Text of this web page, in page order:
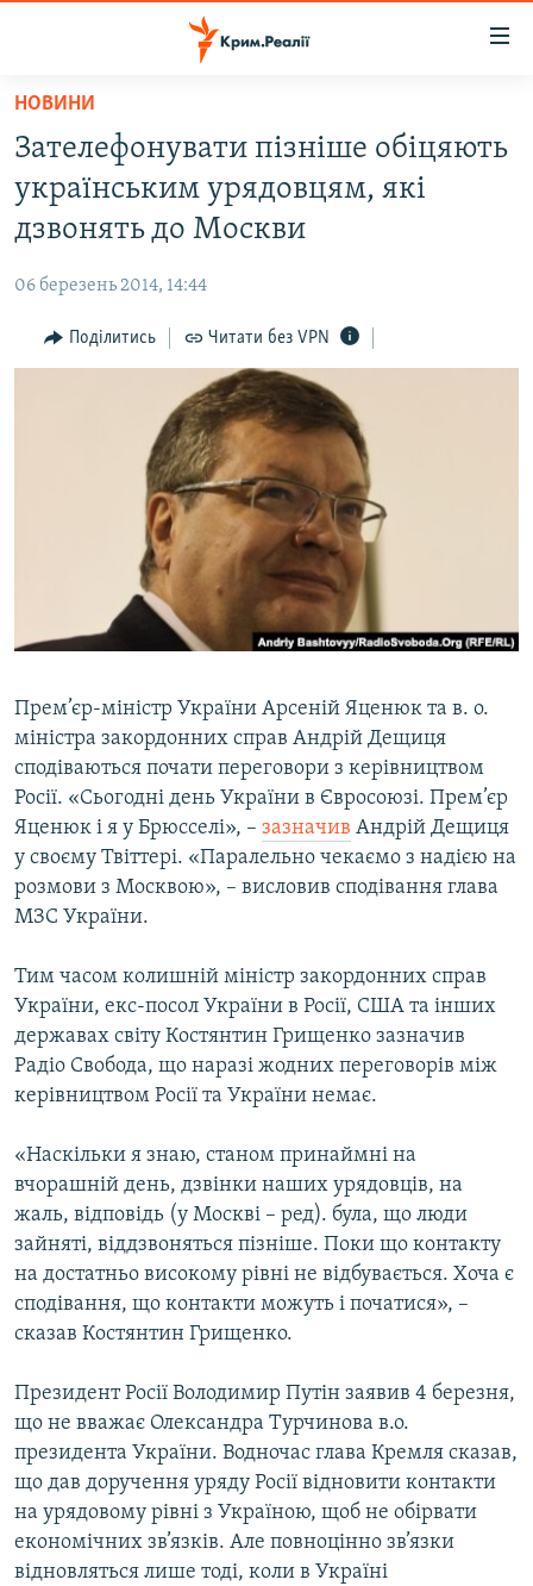
Перейти
основного
матеріалу
Перейти
до
основної
навігації
Перейти
до
ВОДА.КРИМ
ВІДЕО ТА ФОТО
БЛОГИ
ПОГЛЯД
СПЕЦПРОЕКТИ
ВІДЕОУРОКИ «ELIFBE»
СВІДЧЕННЯ ОКУПАЦІЇ
УКРАЇНСЬКА ПРОБЛЕМА КРИМУ
ЯК ОБІЙТИ БЛОКУВАННЯ
Qırımtatar
Усі сайти RFE/RL
НОВИНИ
Зателефонувати пізніше обіцяють
українським урядовцям, які
дзвонять до Москви
06 березень 2014, 14:44
Поділитись Читати без VPN
Прем’єр-міністр України Арсеній Яценюк та в. о.
міністра закордонних справ Андрій Дещиця
сподіваються почати переговори з керівництвом
Росії. «Сьогодні день України в Євросоюзі. Прем’єр
Яценюк і я у Брюсселі», – зазначив Андрій Дещиця
у своєму Твіттері. «Паралельно чекаємо з надією на
розмови з Москвою», – висловив сподівання глава
МЗС України.
Тим часом колишній міністр закордонних справ
України, екс-посол України в Росії, США та інших
державах світу Костянтин Грищенко зазначив
Радіо Свобода, що наразі жодних переговорів між
керівництвом Росії та України немає.
«Наскільки я знаю, станом принаймні на
вчорашній день, дзвінки наших урядовців, на
жаль, відповідь (у Москві – ред). була, що люди
зайняті, віддзвоняться пізніше. Поки що контакту
на достатньо високому рівні не відбувається. Хоча є
сподівання, що контакти можуть і початися», –
сказав Костянтин Грищенко.
Президент Росії Володимир Путін заявив 4 березня,
що не вважає Олександра Турчинова в.о.
президента України. Водночас глава Кремля сказав,
що дав доручення уряду Росії відновити контакти
на урядовому рівні з Україною, щоб не обірвати
економічних зв’язків. Але повноцінно зв’язки
відновляться лише тоді, коли в Україні